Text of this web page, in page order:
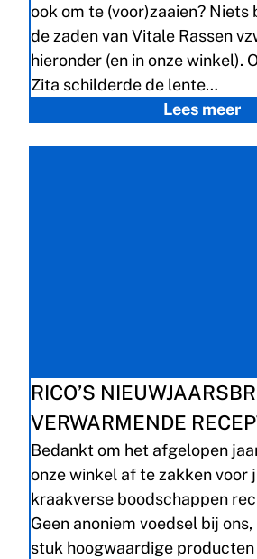
ook om te (voor)zaaien? Niets
de zaden van Vitale Rassen
hieronder (en in onze winkel).
Zita schilderde de lente…
Lees meer
RICO’S
VERWARMENDE
Bedankt om het afgelopen
onze winkel af te zakken voor
kraakverse boodschappen
Geen anoniem voedsel bij
stuk hoogwaardige producten